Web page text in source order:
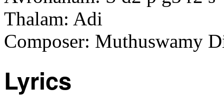
Thalam: Adi
Composer: Muthuswamy
Lyrics